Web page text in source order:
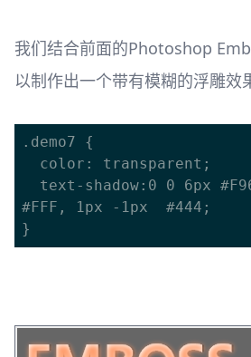
我们结合前面的Photoshop
以制作出一个带有模糊的浮雕效
.demo7 {
#FFF, 1px -1px  #444;